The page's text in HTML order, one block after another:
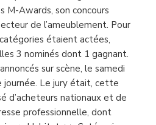
M-Awards, son concours
de l’ameublement. Pour
étaient actées,
3 nominés dont 1 gagnant.
sur scène, le samedi
journée. Le jury était, cette
d’acheteurs nationaux et de
professionnelle, dont